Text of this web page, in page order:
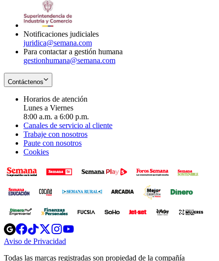
Notificaciones judiciales
juridica@semana.com
Para contactar a gestión humana
gestionhumana@semana.com
Contáctenos
Horarios de atención
Lunes a Viernes
8:00 a.m. a 6:00 p.m.
Canales de servicio al cliente
Trabaje con nosotros
Paute con nosotros
Cookies
Opens
in
new
Opens
in
new
Opens
in
new
window
Opens
new
windowwindow
Aviso de Privacidad
new
Todas las marcas registradas son propiedad de la compañía